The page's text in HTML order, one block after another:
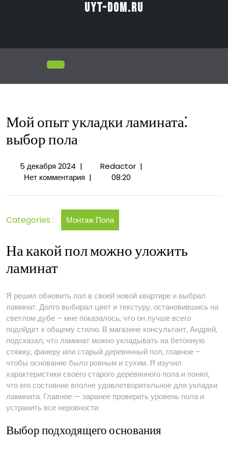
uyt-dom.ru
Мой опыт укладки ламината⁚
выбор пола
5 декабря 20245
декабря
| RedactorМой
ламината⁚
|
Нет комментария | 08:20
Categories : Монтаж Пола
На какой пол можно уложить
ламинат
Я решил обновить пол в своей новой квартире и выбрал
ламинат. Долго выбирал цвет и текстуру, остановившись на
светлом дубе – мне показалось, что он лучше всего
подойдет к общему стилю. В магазине консультант, Андрей,
подсказал, что ламинат можно укладывать на бетонную
стяжку, фанеру или старый деревянный пол, главное –
чтобы основание было ровным и сухим. Я изучил
характеристики своего старого деревянного пола и понял,
что его состояние вполне удовлетворительное для укладки
ламината. Главное — заранее проверить уровень пола и
устранить все неровности.
Выбор подходящего основания